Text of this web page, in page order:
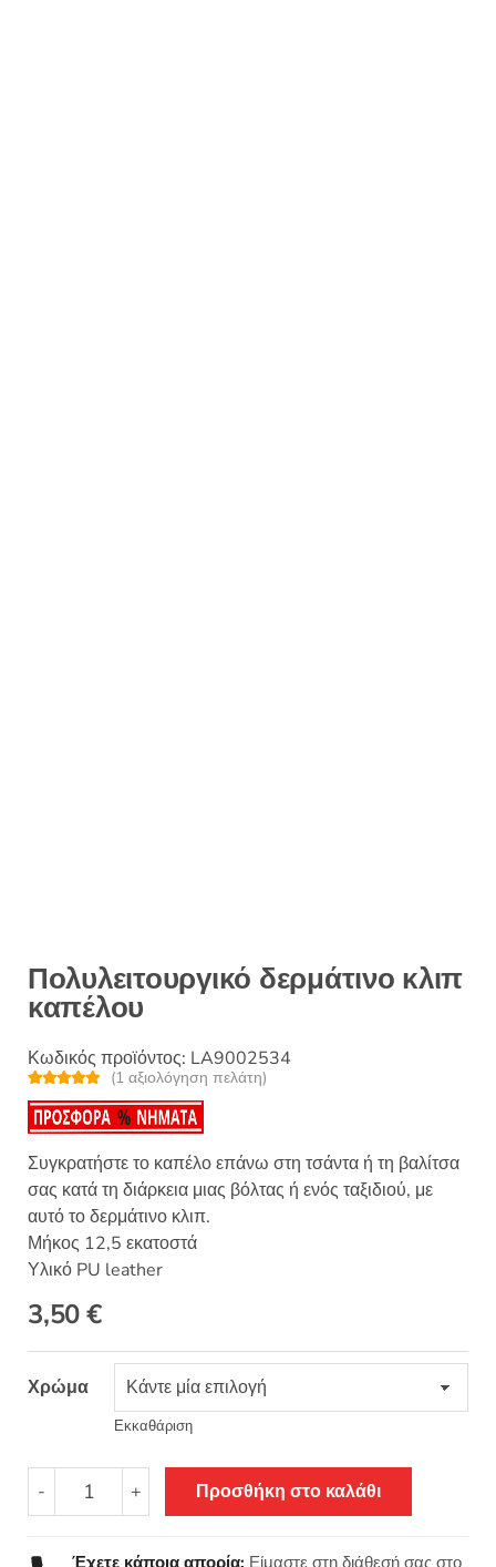
Πολυλειτουργικό δερμάτινο κλιπ
καπέλου
Κωδικός προϊόντος: LA9002534
Βαθμολογή
θηκε με5.00
από 5 με
βάση
1
βαθμολογία
πελάτη
(1 αξιολόγηση πελάτη)
Συγκρατήστε το καπέλο επάνω στη τσάντα ή τη βαλίτσα
σας κατά τη διάρκεια μιας βόλτας ή ενός ταξιδιού, με
αυτό το δερμάτινο κλιπ.
Μήκος 12,5 εκατοστά
Υλικό PU leather
3,50€
Χρώμα
Εκκαθάριση
-
Πολυλειτουργικό
δερμάτινο
καπέλου
+ Προσθήκη στο καλάθι